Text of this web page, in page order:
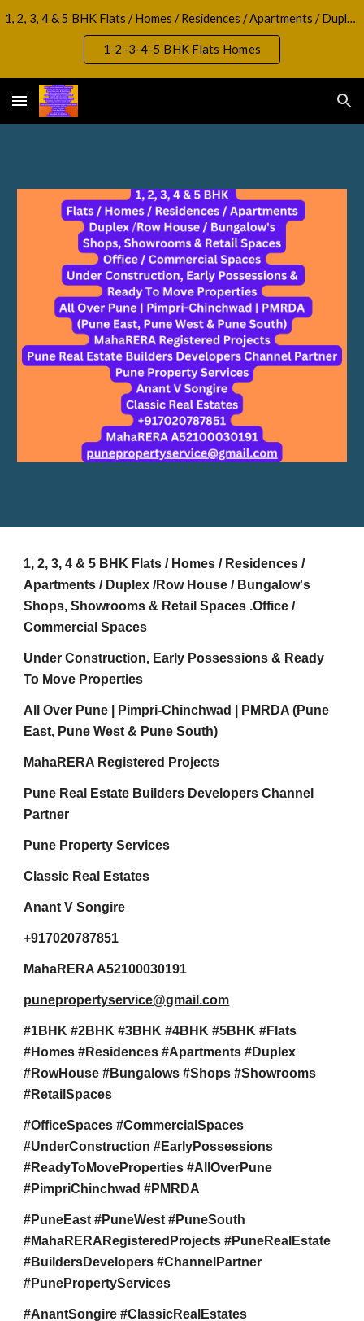
Skip to navigation
1, 2, 3, 4 & 5 BHK Flats / Homes / Residences / Apartments / Duplex / RowHouse / Bungalow, Shops, Showrooms & Retail Spaces Office / Commercial Spaces
1-2-3-4-5 BHK Flats Homes
1, 2, 3, 4 & 5 BHK Flats / Homes / Residences /
Apartments / Duplex /Row House / Bungalow's
Shops, Showrooms & Retail Spaces .Office /
Commercial Spaces
Under Construction, Early Possessions & Ready
To Move Properties
All Over Pune | Pimpri-Chinchwad | PMRDA (Pune
East, Pune West & Pune South)
MahaRERA Registered Projects
Pune Real Estate Builders Developers Channel
Partner
Pune Property Services
Classic Real Estates
Anant V Songire
+917020787851
MahaRERA A52100030191
punepropertyservice@gmail.com
#1BHK #2BHK #3BHK #4BHK #5BHK #Flats
#Homes #Residences #Apartments #Duplex
#RowHouse #Bungalows #Shops #Showrooms
#RetailSpaces
#OfficeSpaces #CommercialSpaces
#UnderConstruction #EarlyPossessions
#ReadyToMoveProperties #AllOverPune
#PimpriChinchwad #PMRDA
#PuneEast #PuneWest #PuneSouth
#MahaRERARegisteredProjects #PuneRealEstate
#BuildersDevelopers #ChannelPartner
#PunePropertyServices
#AnantSongire #ClassicRealEstates